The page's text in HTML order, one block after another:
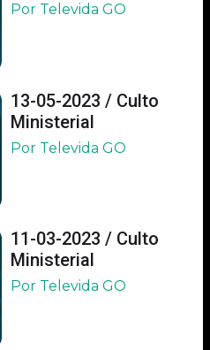
Por Televida GO
13-05-2023 / Culto
Ministerial
Por Televida GO
11-03-2023 / Culto
Ministerial
Por Televida GO